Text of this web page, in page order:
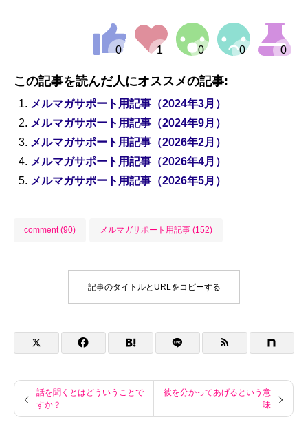
この記事を読んだ人にオススメの記事:
メルマガサポート用記事（2024年3月）
メルマガサポート用記事（2024年9月）
メルマガサポート用記事（2026年2月）
メルマガサポート用記事（2026年4月）
メルマガサポート用記事（2026年5月）
comment (90) メルマガサポート用記事 (152)
記事のタイトルとURLをコピーする
話を聞くとはどういうことで
すか？
彼を分かってあげるという意
味